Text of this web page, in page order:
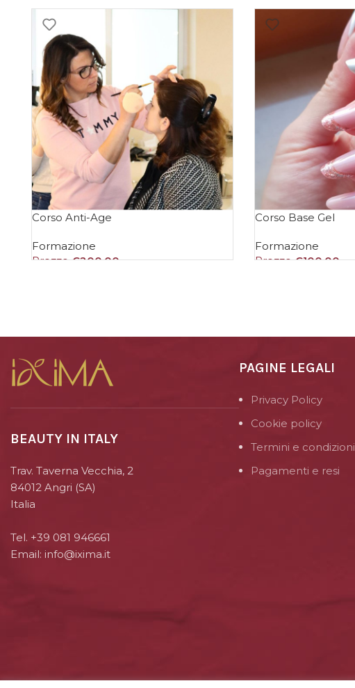
Corso Anti-Age
Formazione
Prezzo€200,00
Corso Base Gel
Formazione
Prezzo€100,00
BEAUTY IN ITALY
Trav. Taverna Vecchia, 2
84012 Angri (SA)
Italia
Tel. +39 081 946661
Email: info@ixima.it
PAGINE LEGALI
Privacy Policy
Cookie policy
Termini e condizioni
Pagamenti e resi